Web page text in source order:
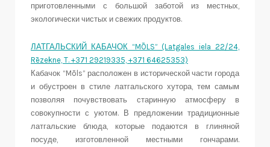
приготовленными с большой заботой из местных,
экологически чистых и свежих продуктов.
ЛАТГАЛЬСКИЙ КАБАЧОК “MŌLS” (Latgales iela 22/24,
Rēzekne, T. +371 29219335, +371 64625353)
Кабачок “Mōls” расположен в исторической части города
и обустроен в стиле латгальского хутора, тем самым
позволяя почувствовать старинную атмосферу в
совокупности с уютом. В предложении традиционные
латгальские блюда, которые подаются в глиняной
посуде, изготовленной местными гончарами.